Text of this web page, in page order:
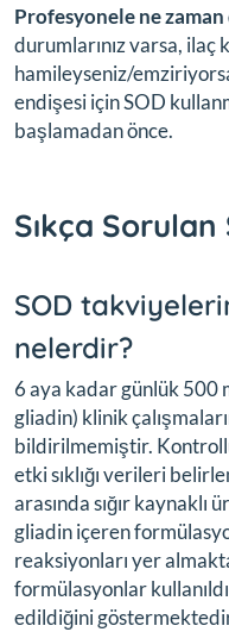
Profesyonele ne zaman
durumlarınız varsa, ilaç
hamileyseniz/
endişesi için SOD
başlamadan önce.
Sıkça
SOD
nelerdir?
6 aya kadar günlük 500
gliadin) klinik
bildirilmemiştir.
etki sıklığı verileri
arasında sığır
gliadin içeren
reaksiyonları yer
formülasyonlar
edildiğini